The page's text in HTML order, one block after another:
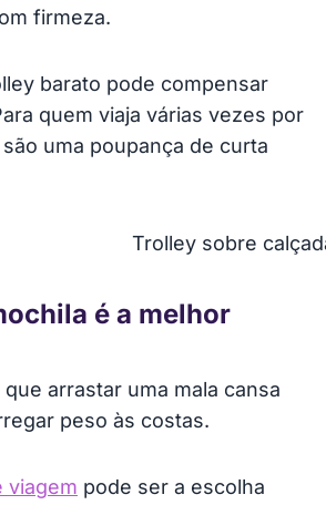
firmeza.
barato pode compensar
quem viaja várias vezes por
uma poupança de curta
é a melhor
arrastar uma mala cansa
peso às costas.
viagem pode ser a escolha